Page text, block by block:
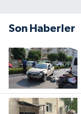
Son Haberler